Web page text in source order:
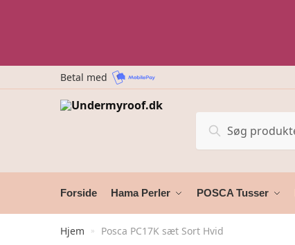
Betal med
efter:
Søg
Forside Hama Perler POSCA Tusser
Hjem » Posca PC17K sæt Sort Hvid